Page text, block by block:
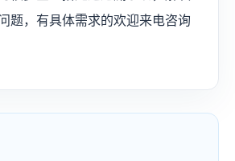
题，有具体需求的欢迎来电咨询